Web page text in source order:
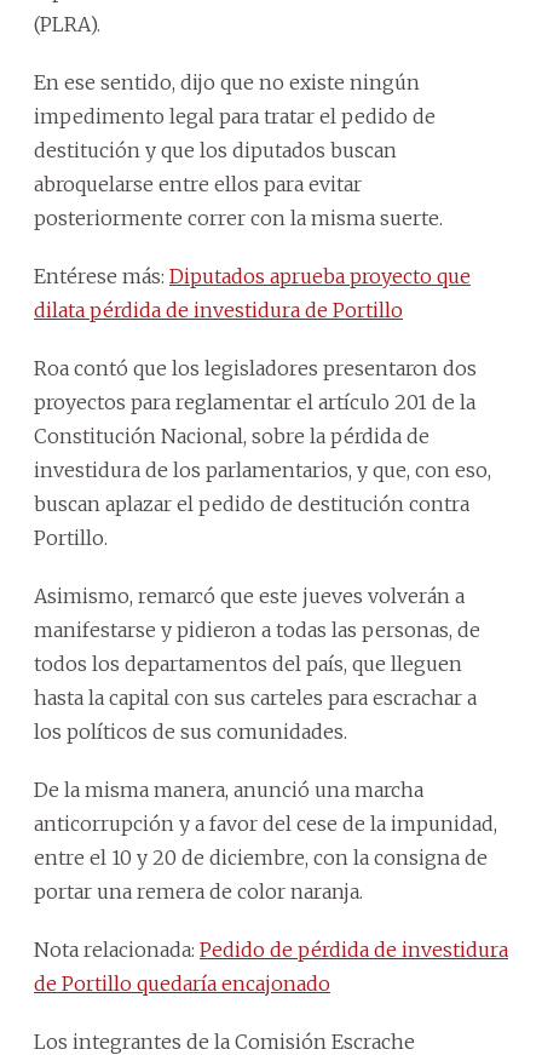
(PLRA).
En ese sentido, dijo que no existe ningún
impedimento legal para tratar el pedido de
destitución y que los diputados buscan
abroquelarse entre ellos para evitar
posteriormente correr con la misma suerte.
Entérese más: Diputados aprueba proyecto que
dilata pérdida de investidura de Portillo
Roa contó que los legisladores presentaron dos
proyectos para reglamentar el artículo 201 de la
Constitución Nacional, sobre la pérdida de
investidura de los parlamentarios, y que, con eso,
buscan aplazar el pedido de destitución contra
Portillo.
Asimismo, remarcó que este jueves volverán a
manifestarse y pidieron a todas las personas, de
todos los departamentos del país, que lleguen
hasta la capital con sus carteles para escrachar a
los políticos de sus comunidades.
De la misma manera, anunció una marcha
anticorrupción y a favor del cese de la impunidad,
entre el 10 y 20 de diciembre, con la consigna de
portar una remera de color naranja.
Nota relacionada: Pedido de pérdida de investidura
de Portillo quedaría encajonado
Los integrantes de la Comisión Escrache